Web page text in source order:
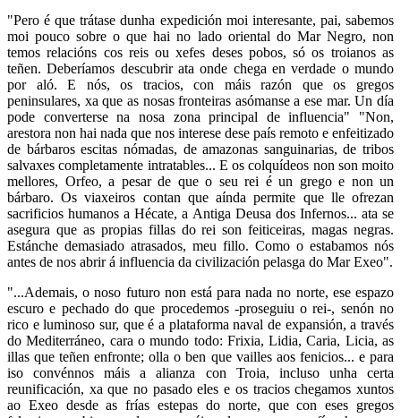
"Pero é que trátase dunha expedición moi interesante, pai, sabemos
moi pouco sobre o que hai no lado oriental do Mar Negro, non
temos relacións cos reis ou xefes deses pobos, só os troianos as
teñen. Deberíamos descubrir ata onde chega en verdade o mundo
por aló. E nós, os tracios, con máis razón que os gregos
peninsulares, xa que as nosas fronteiras asómanse a ese mar. Un día
pode converterse na nosa zona principal de influencia" "Non,
arestora non hai nada que nos interese dese país remoto e enfeitizado
de bárbaros escitas nómadas, de amazonas sanguinarias, de tribos
salvaxes completamente intratables... E os colquídeos non son moito
mellores, Orfeo, a pesar de que o seu rei é un grego e non un
bárbaro. Os viaxeiros contan que aínda permite que lle ofrezan
sacrificios humanos a Hécate, a Antiga Deusa dos Infernos... ata se
asegura que as propias fillas do rei son feiticeiras, magas negras.
Estánche demasiado atrasados, meu fillo. Como o estabamos nós
antes de nos abrir á influencia da civilización pelasga do Mar Exeo".
"...Ademais, o noso futuro non está para nada no norte, ese espazo
escuro e pechado do que procedemos -proseguiu o rei-, senón no
rico e luminoso sur, que é a plataforma naval de expansión, a través
do Mediterráneo, cara o mundo todo: Frixia, Lidia, Caria, Licia, as
illas que teñen enfronte; olla o ben que vailles aos fenicios... e para
iso convénnos máis a alianza con Troia, incluso unha certa
reunificación, xa que no pasado eles e os tracios chegamos xuntos
ao Exeo desde as frías estepas do norte, que con eses gregos